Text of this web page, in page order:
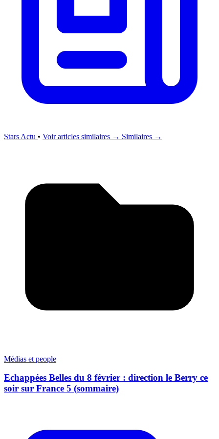
Stars Actu • Voir articles similaires → Similaires →
Médias et people
Echappées Belles du 8 février : direction le Berry ce
soir sur France 5 (sommaire)